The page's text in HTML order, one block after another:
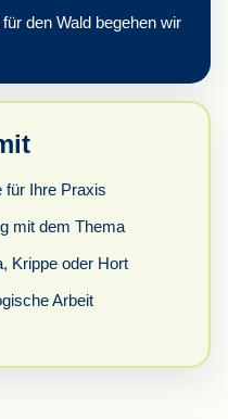
den Wald begehen wir
für Ihre Praxis
mit dem Thema
Krippe oder Hort
Arbeit